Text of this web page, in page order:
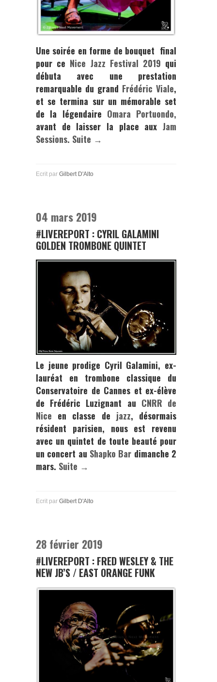
Une soirée en forme de bouquet final
pour ce Nice Jazz Festival 2019 qui
débuta avec une prestation
remarquable du grand Frédéric Viale,
et se termina sur un mémorable set
de la légendaire Omara Portuondo,
avant de laisser la place aux Jam
Sessions. Suite →
Ecrit par Gilbert D'Alto
04 mars 2019
#LIVEREPORT : CYRIL GALAMINI
GOLDEN TROMBONE QUINTET
Le jeune prodige Cyril Galamini, ex-
lauréat en trombone classique du
Conservatoire de Cannes et ex-élève
de Frédéric Luzignant au CNRR de
Nice en classe de jazz, désormais
résident parisien, nous est revenu
avec un quintet de toute beauté pour
un concert au Shapko Bar dimanche 2
mars. Suite →
Ecrit par Gilbert D'Alto
28 février 2019
#LIVEREPORT : FRED WESLEY & THE
NEW JB’S / EAST ORANGE FUNK